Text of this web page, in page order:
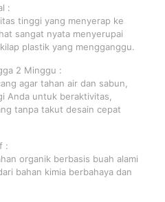
:
tinggi yang menyerap ke
sangat nyata menyerupai
plastik yang mengganggu.
2 Minggu :
agar tahan air dan sabun,
Anda untuk beraktivitas,
tanpa takut desain cepat
:
organik berbasis buah alami
bahan kimia berbahaya dan